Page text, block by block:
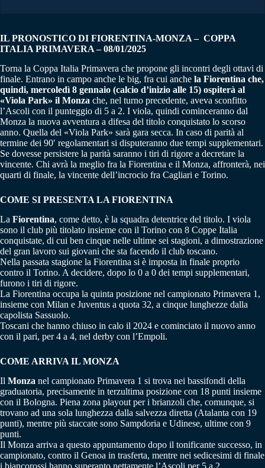
IL PRONOSTICO DI FIORENTINA-MONZA – COPPA
ITALIA PRIMAVERA – 08/01/2025
Torna la Coppa Italia Primavera che propone gli incontri degli ottavi di
finale. Entrano in campo anche le big, fra cui anche la Fiorentina che,
quindi, mercoledì 8 gennaio (calcio d’inizio alle 15) ospiterà al
«Viola Park» il Monza che, nel turno precedente, aveva sconfitto
l’Ascoli con il punteggio di 5 a 2. I viola, quindi cominceranno dal
Monza la nuova avventura a difesa del titolo conquistato lo scorso
anno. Quella del «Viola Park» sarà gara secca. In caso di parità al
termine dei 90′ regolamentari si disputeranno due tempi supplementari.
Se dovesse persistere la parità saranno i tiri di rigore a decretare la
vincente. Chi avrà la meglio fra la Fiorentina e il Monza, affronterà, nei
quarti di finale, la vincente dell’incrocio fra Cagliari e Torino.
COME SI PRESENTA LA FIORENTINA
La Fiorentina, come detto, è la squadra detentrice del titolo. I viola
sono il club più titolato insieme con il Torino con 8 Coppe Italia
conquistate, di cui ben cinque nelle ultime sei stagioni, a dimostrazione
del gran lavoro sui giovani che sta facendo il club toscano.
Nella passata stagione la Fiorentina si è imposta in finale proprio
contro il Torino. A decidere, dopo lo 0 a 0 dei tempi supplementari,
furono i tiri di rigore.
La Fiorentina occupa la quinta posizione nel campionato Primavera 1,
insieme con Milan e Juventus a quota 32, a cinque lunghezze dalla
capolista Sassuolo.
Toscani che hanno chiuso in calo il 2024 e cominciato il nuovo anno
con il pari, per 4 a 4, nel derby con l’Empoli.
COME ARRIVA IL MONZA
Il Monza nel campionato Primavera 1 si trova nei bassifondi della
graduatoria, precisamente in terzultima posizione con 18 punti insieme
con il Bologna. Piena zona playout per i brianzoli che, comunque, si
trovano ad una sola lunghezza dalla salvezza diretta (Atalanta con 19
punti), mentre più staccate sono Sampdoria e Udinese, ultime con 9
punti.
Il Monza arriva a questo appuntamento dopo il tonificante successo, in
campionato, contro il Genoa in trasferta, mentre nei sedicesimi di finale
i biancorossi hanno superanto nettamente l’Ascoli per 5 a 2.